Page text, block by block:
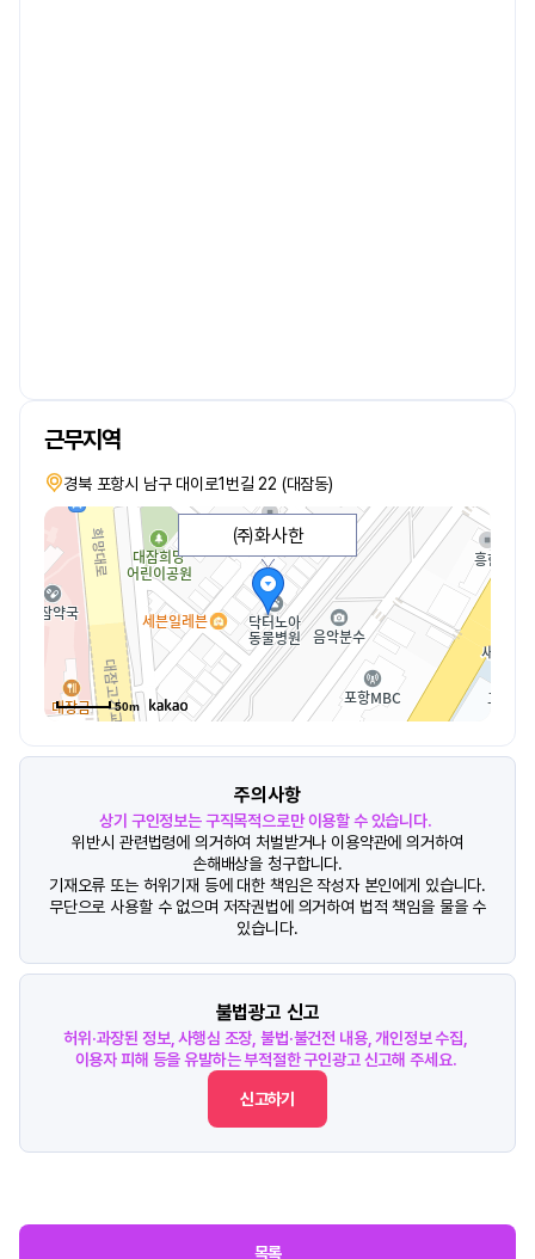
근무지역
경북 포항시 남구 대이로1번길 22 (대잠동)
㈜화사한
50m
주의사항
상기 구인정보는 구직목적으로만 이용할 수 있습니다.
위반시 관련법령에 의거하여 처벌받거나 이용약관에 의거하여
손해배상을 청구합니다.
기재오류 또는 허위기재 등에 대한 책임은 작성자 본인에게 있습니다.
무단으로 사용할 수 없으며 저작권법에 의거하여 법적 책임을 물을 수
있습니다.
불법광고 신고
허위·과장된 정보, 사행심 조장, 불법·불건전 내용, 개인정보 수집,
이용자 피해 등을 유발하는 부적절한 구인광고 신고해 주세요.
신고하기
목록